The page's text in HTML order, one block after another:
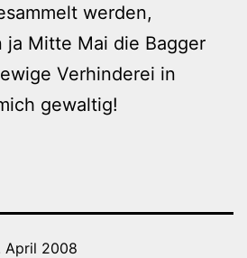
werden,
ja Mitte Mai die Bagger
Verhinderei in
gewaltig!
April 2008